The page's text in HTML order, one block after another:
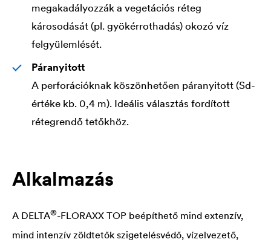
megakadályozzák a vegetációs réteg
károsodását (pl. gyökérrothadás) okozó víz
felgyülemlését.
Páranyitott
A perforációknak köszönhetően páranyitott (Sd-
értéke kb. 0,4 m). Ideális választás fordított
rétegrendő tetőkhöz.
Alkalmazás
A DELTA®-FLORAXX TOP beépíthető mind extenzív,
mind intenzív zöldtetők szigetelésvédő, vízelvezető,